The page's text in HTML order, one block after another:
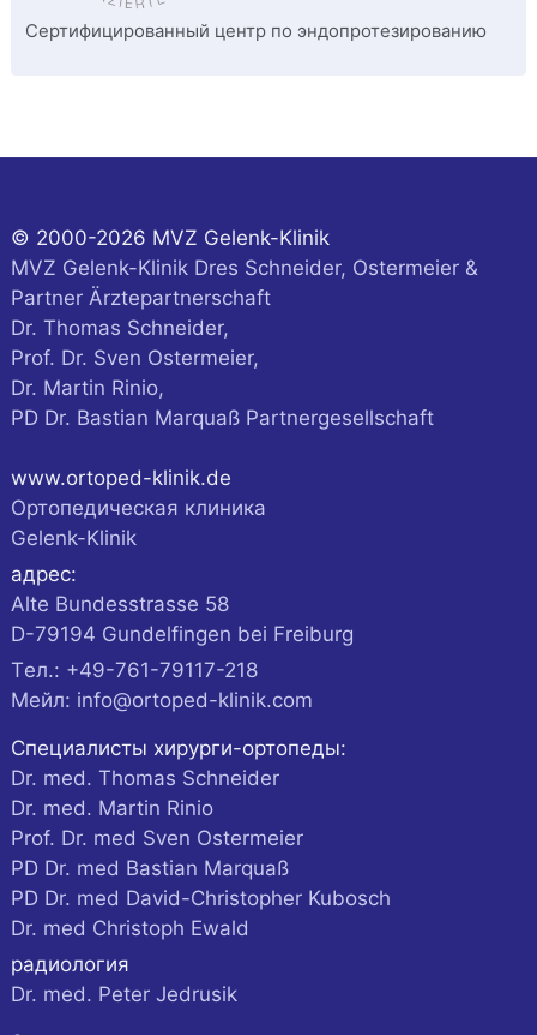
Сертифицированный центр по эндопротезированию
© 2000-2026 MVZ Gelenk-Klinik
MVZ Gelenk-Klinik Dres Schneider, Ostermeier &
Partner Ärztepartnerschaft
Dr. Thomas Schneider,
Prof. Dr. Sven Ostermeier,
Dr. Martin Rinio,
PD Dr. Bastian Marquaß Partnergesellschaft
www.ortoped-klinik.de
Ортопедическая клиника
Gelenk-Klinik
адрес:
Alte Bundesstrasse 58
D-79194 Gundelfingen bei Freiburg
Tел.: +49-761-79117-218
Мейл: info@ortoped-klinik.com
Специалисты хирурги-ортопеды:
Dr. med. Thomas Schneider
Dr. med. Martin Rinio
Prof. Dr. med Sven Ostermeier
PD Dr. med Bastian Marquaß
PD Dr. med David-Christopher Kubosch
Dr. med Christoph Ewald
радиология
Dr. med. Peter Jedrusik